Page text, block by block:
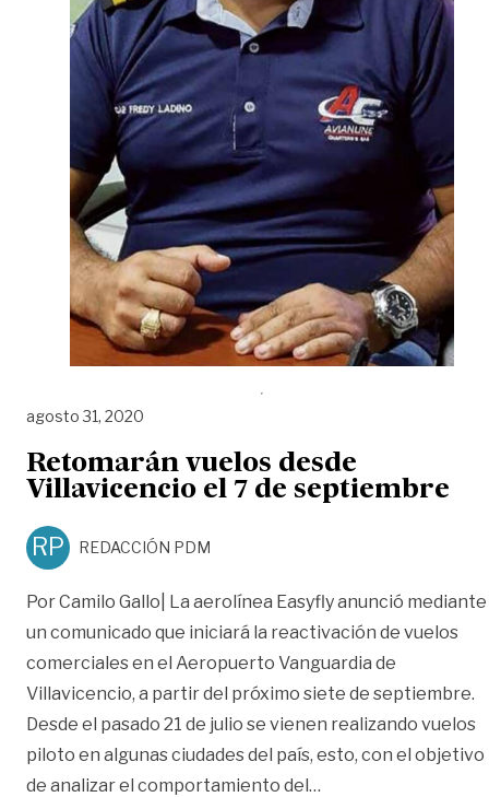
agosto 31, 2020
Retomarán vuelos desde
Villavicencio el 7 de septiembre
RP REDACCIÓN PDM
Por Camilo Gallo| La aerolínea Easyfly anunció mediante
un comunicado que iniciará la reactivación de vuelos
comerciales en el Aeropuerto Vanguardia de
Villavicencio, a partir del próximo siete de septiembre.
Desde el pasado 21 de julio se vienen realizando vuelos
piloto en algunas ciudades del país, esto, con el objetivo
de analizar el comportamiento del…